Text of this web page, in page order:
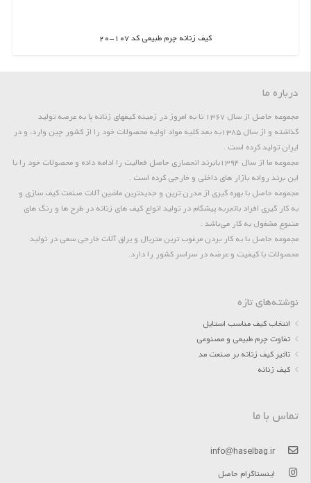
کیف زنانه چرم طبیعی کد 107-20
اطلاعات بیشتر
درباره ما
مجموعه حاصل از سال 1367 تا به امروز در زمینه کیفهای زنانه پا به عرصه تولید
گذاشته و از سال 1385به بعد کلیه مواد اولیه محصولات خود را از کشور چین وارد، و در
ایران تولید کرده است .
مجموعه ما از سال 1394بابرند انحصاری حاصل فعالیت را ادامه داده و محصولات خود را با
این برند روانه بازار های داخلی و خارجی کرده است .
مجموعه حاصل با بهره گیری از مدرن ترین و جدیدترین ماشین آلات صنعت کیف سازی و
به کار گیری افراد باتجربه پیشگام در تولید انواع کیف های زنانه در طرح ها و رنگ های
متنوع مشغول به کار می‌باشد .
مجموعه حاصل با به کار بردن مرغوب ترین متریال و یراق آلات خارجی سعی در تولید
محصولات با کیفیت و عرضه در سراسر کشور را دارد.
نوشته‌های تازه
انتخاب کیف مناسب استایل
تفاوت چرم طبیعی و مصنوعی
تاثیر کیف زنانه بر صنعت مد
کیف زنانه
تماس با ما
info@haselbag.ir
اینستاگرام حاصل